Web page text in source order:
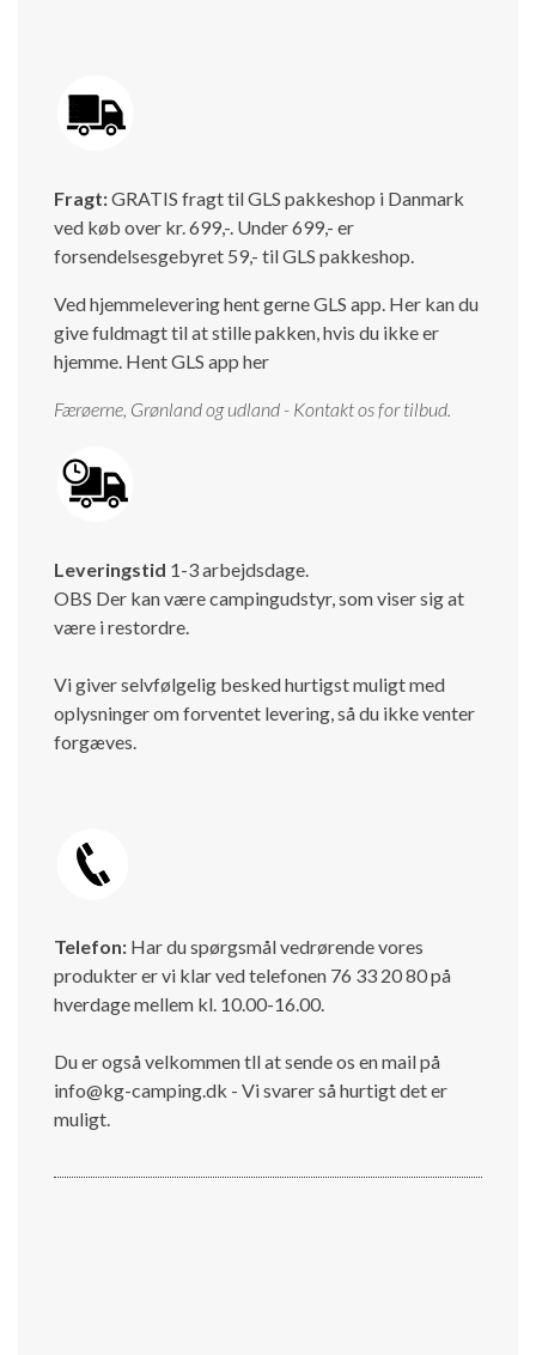
Fragt:GRATIS fragt til GLS pakkeshop i Danmark
ved køb over kr. 699,-. Under 699,- er
forsendelsesgebyret 59,- til GLS pakkeshop.
Ved hjemmelevering hent gerne GLS app. Her kan du
give fuldmagt til at stille pakken, hvis du ikke er
hjemme. Hent GLS app her
Færøerne, Grønland og udland - Kontakt os for tilbud.
Leveringstid 1-3 arbejdsdage.
OBS Der kan være campingudstyr, som viser sig at
være i restordre.
Vi giver selvfølgelig besked hurtigst muligt med
oplysninger om forventet levering, så du ikke venter
forgæves.
Telefon: Har du spørgsmål vedrørende vores
produkter er vi klar ved telefonen 76 33 20 80 på
hverdage mellem kl. 10.00-16.00.
Du er også velkommen tll at sende os en mail på
info@kg-camping.dk - Vi svarer så hurtigt det er
muligt.